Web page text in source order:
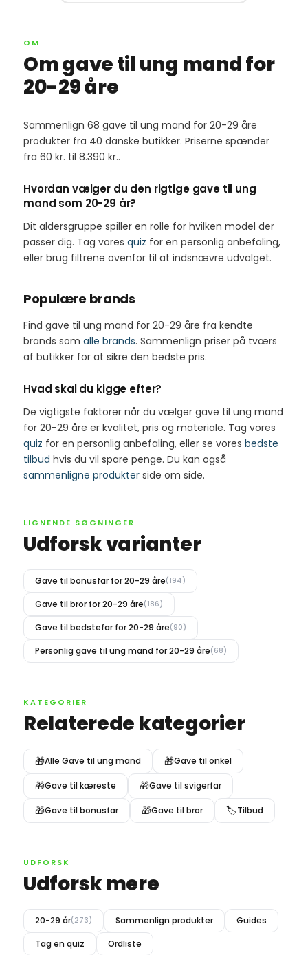
OM
Om gave til ung mand for
20-29 åre
Sammenlign 68 gave til ung mand for 20-29 åre
produkter fra 40 danske butikker. Priserne spænder
fra 60 kr. til 8.390 kr..
Hvordan vælger du den rigtige gave til ung
mand som 20-29 år?
Dit aldersgruppe spiller en rolle for hvilken model der
passer dig. Tag vores quiz for en personlig anbefaling,
eller brug filtrene ovenfor til at indsnævre udvalget.
Populære brands
Find gave til ung mand for 20-29 åre fra kendte
brands som alle brands. Sammenlign priser på tværs
af butikker for at sikre den bedste pris.
Hvad skal du kigge efter?
De vigtigste faktorer når du vælger gave til ung mand
for 20-29 åre er kvalitet, pris og materiale. Tag vores
quiz for en personlig anbefaling, eller se vores bedste
tilbud hvis du vil spare penge. Du kan også
sammenligne produkter side om side.
LIGNENDE SØGNINGER
Udforsk varianter
Gave til bonusfar for 20-29 åre(194)
Gave til bror for 20-29 åre(186)
Gave til bedstefar for 20-29 åre(90)
Personlig gave til ung mand for 20-29 åre(68)
KATEGORIER
Relaterede kategorier
🎁Alle Gave til ung mand 🎁Gave til onkel
🎁Gave til kæreste 🎁Gave til svigerfar
🎁Gave til bonusfar 🎁Gave til bror 🏷️Tilbud
UDFORSK
Udforsk mere
20-29 år(273) Sammenlign produkter
Guides
Tag en quiz
Ordliste